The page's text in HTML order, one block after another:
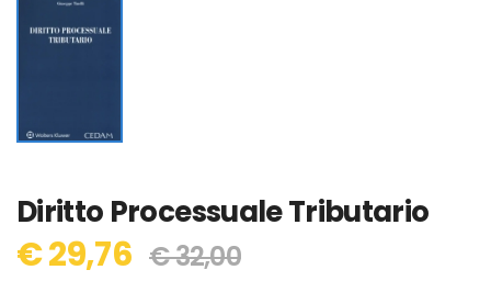
Diritto Processuale Tributario
€ 29,76 € 32,00